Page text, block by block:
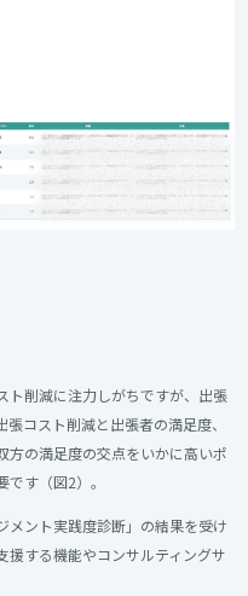
ト削減に注力しがちですが、出張
コスト削減と出張者の満足度、
方の満足度の交点をいかに高いポ
す（図2）。
メント実践度診断」の結果を受け
援する機能やコンサルティングサ